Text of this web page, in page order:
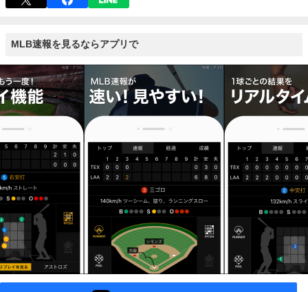
MLB速報を見るならアプリで